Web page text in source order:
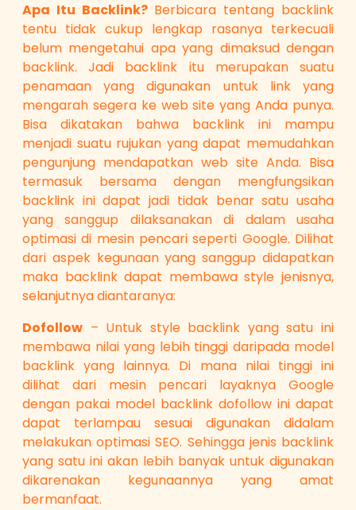
Apa Itu Backlink? Berbicara tentang backlink
tentu tidak cukup lengkap rasanya terkecuali
belum mengetahui apa yang dimaksud dengan
backlink. Jadi backlink itu merupakan suatu
penamaan yang digunakan untuk link yang
mengarah segera ke web site yang Anda punya.
Bisa dikatakan bahwa backlink ini mampu
menjadi suatu rujukan yang dapat memudahkan
pengunjung mendapatkan web site Anda. Bisa
termasuk bersama dengan mengfungsikan
backlink ini dapat jadi tidak benar satu usaha
yang sanggup dilaksanakan di dalam usaha
optimasi di mesin pencari seperti Google. Dilihat
dari aspek kegunaan yang sanggup didapatkan
maka backlink dapat membawa style jenisnya,
selanjutnya diantaranya:
Dofollow – Untuk style backlink yang satu ini
membawa nilai yang lebih tinggi daripada model
backlink yang lainnya. Di mana nilai tinggi ini
dilihat dari mesin pencari layaknya Google
dengan pakai model backlink dofollow ini dapat
dapat terlampau sesuai digunakan didalam
melakukan optimasi SEO. Sehingga jenis backlink
yang satu ini akan lebih banyak untuk digunakan
dikarenakan kegunaannya yang amat
bermanfaat.